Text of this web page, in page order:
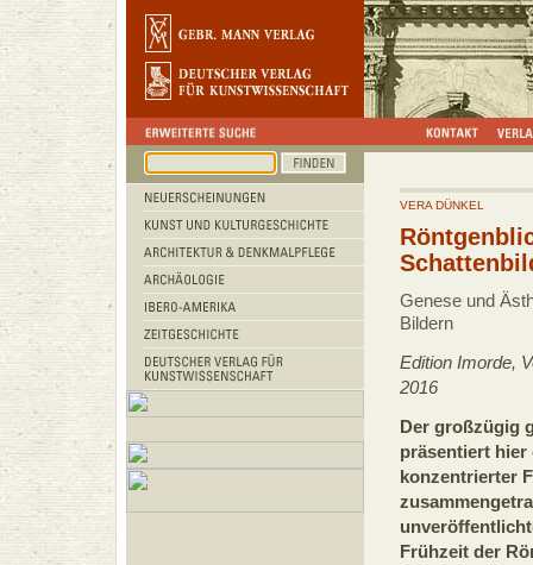
VERA DÜNKEL
Genese und
Bildern
Edition Imorde,
2016
Der großzügig
präsentiert hier
konzentrierter
Frühzeit der